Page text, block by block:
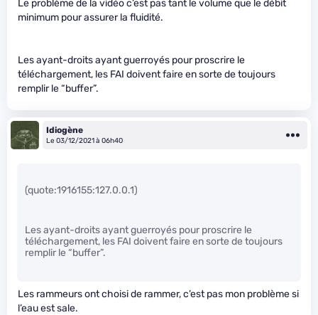
Le problème de la vidéo c’est pas tant le volume que le débit
minimum pour assurer la fluidité.
Les ayant-droits ayant guerroyés pour proscrire le
téléchargement, les FAI doivent faire en sorte de toujours
remplir le “buffer”.
Idiogène
Le 03/12/2021 à 06h40
(quote:1916155:127.0.0.1)
Les ayant-droits ayant guerroyés pour proscrire le
téléchargement, les FAI doivent faire en sorte de toujours
remplir le “buffer”.
Les rammeurs ont choisi de rammer, c’est pas mon problème si
l’eau est sale.